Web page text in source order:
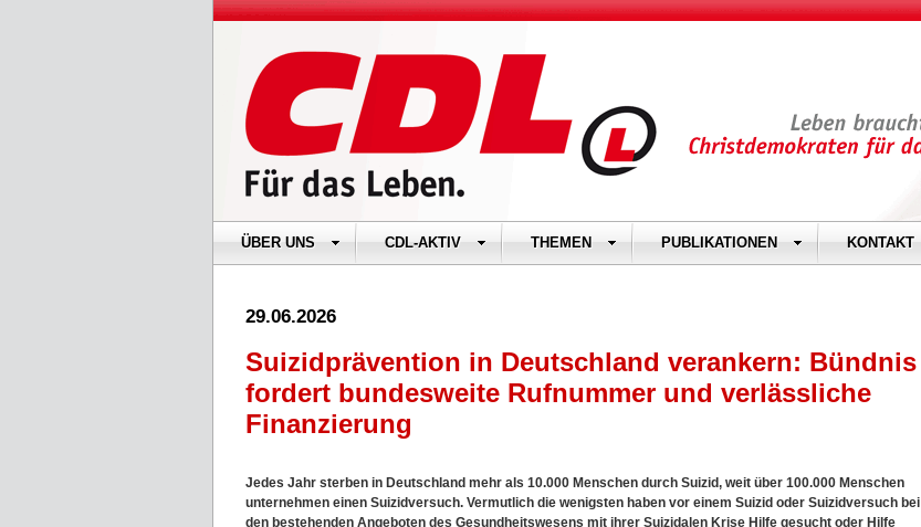
ÜBER UNS CDL-AKTIV THEMEN PUBLIKATIONEN KONTAKT
29.06.2026
Suizidprävention in Deutschland verankern: Bündnis
fordert bundesweite Rufnummer und verlässliche
Finanzierung
Jedes Jahr sterben in Deutschland mehr als 10.000 Menschen durch Suizid, weit über 100.000 Menschen
unternehmen einen Suizidversuch. Vermutlich die wenigsten haben vor einem Suizid oder Suizidversuch bei
den bestehenden Angeboten des Gesundheitswesens mit ihrer Suizidalen Krise Hilfe gesucht oder Hilfe